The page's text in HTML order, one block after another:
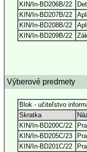
KIN/In-BD206B/22
KIN/In-BD207B/22
KIN/In-BD208B/22
KIN/In-BD209B/22
Výberové predmety
Blok - učiteľstvo
Skratka
KIN/In-BD200C/22
KIN/In-BD205C/23
KIN/In-BD201C/22